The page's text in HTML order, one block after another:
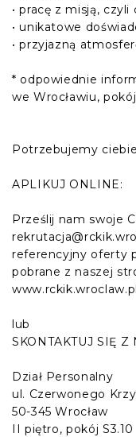
• pracę z misją,
• unikatowe
• przyjazną
* odpowiednie
we Wrocławiu, pokój
Potrzebujemy
APLIKUJ ONLINE:
Prześlij nam swoje
referencyjny oferty
pobrane z naszej
www.rckik.wroclaw.pl
lub
SKONTAKTUJ SIĘ
Dział Personalny
ul. Czerwonego
50-345 Wrocław
II piętro, pokój S3.10